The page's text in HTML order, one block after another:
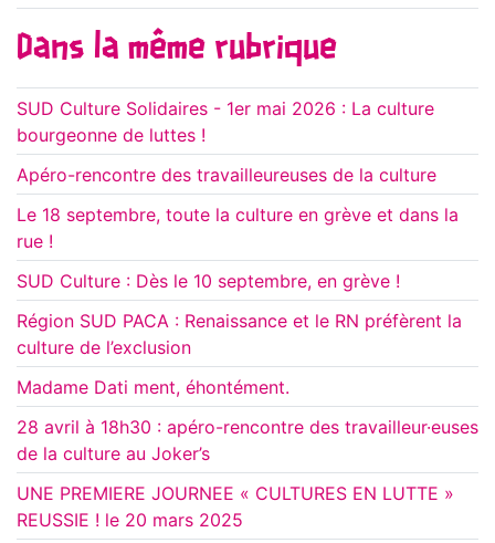
Dans la même rubrique
SUD Culture Solidaires - 1er mai 2026 : La culture
bourgeonne de luttes !
Apéro-rencontre des travailleureuses de la culture
Le 18 septembre, toute la culture en grève et dans la
rue !
SUD Culture : Dès le 10 septembre, en grève !
Région SUD PACA : Renaissance et le RN préfèrent la
culture de l’exclusion
Madame Dati ment, éhontément.
28 avril à 18h30 : apéro-rencontre des travailleur·euses
de la culture au Joker’s
UNE PREMIERE JOURNEE « CULTURES EN LUTTE »
REUSSIE ! le 20 mars 2025